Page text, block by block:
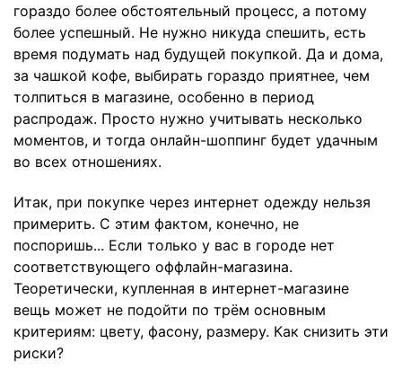
гораздо более обстоятельный процесс, а потому
более успешный. Не нужно никуда спешить, есть
время подумать над будущей покупкой. Да и дома,
за чашкой кофе, выбирать гораздо приятнее, чем
толпиться в магазине, особенно в период
распродаж. Просто нужно учитывать несколько
моментов, и тогда онлайн-шоппинг будет удачным
во всех отношениях.
Итак, при покупке через интернет одежду нельзя
примерить. С этим фактом, конечно, не
поспоришь... Если только у вас в городе нет
соответствующего оффлайн-магазина.
Теоретически, купленная в интернет-магазине
вещь может не подойти по трём основным
критериям: цвету, фасону, размеру. Как снизить эти
риски?